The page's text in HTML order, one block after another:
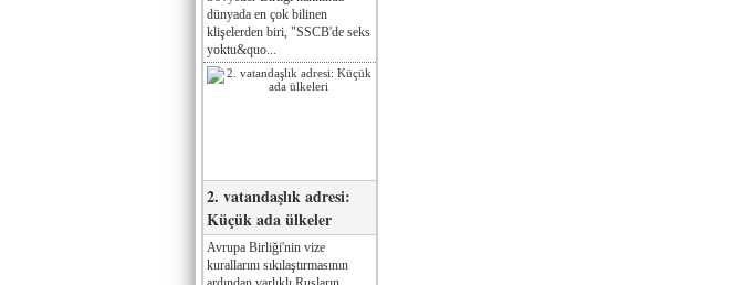
dünyada en çok bilinen
klişelerden biri, "SSCB'de seks
yoktu&quo...
2. vatandaşlık adresi:
Küçük ada ülkeler
Avrupa Birliği'nin vize
kurallarını sıkılaştırmasının